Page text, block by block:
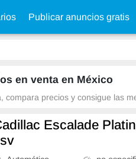
Publicar anuncios gratis
en venta en México
compara precios y consigue las
Escalade